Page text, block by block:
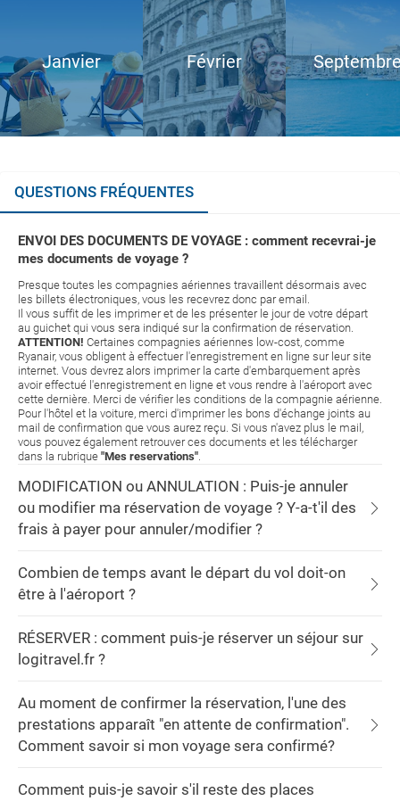
Janvier Février
QUESTIONS FRÉQUENTES
ENVOI DES DOCUMENTS DE VOYAGE : comment recevrai-je
mes documents de voyage ?
Presque toutes les compagnies aériennes travaillent désormais avec
les billets électroniques, vous les recevrez donc par email.
Il vous suffit de les imprimer et de les présenter le jour de votre départ
au guichet qui vous sera indiqué sur la confirmation de réservation.
ATTENTION! Certaines compagnies aériennes low-cost, comme
Ryanair, vous obligent à effectuer l'enregistrement en ligne sur leur site
internet. Vous devrez alors imprimer la carte d'embarquement après
avoir effectué l'enregistrement en ligne et vous rendre à l'aéroport avec
cette dernière. Merci de vérifier les conditions de la compagnie aérienne.
Pour l'hôtel et la voiture, merci d'imprimer les bons d'échange joints au
mail de confirmation que vous aurez reçu. Si vous n'avez plus le mail,
vous pouvez également retrouver ces documents et les télécharger
dans la rubrique "Mes reservations".
MODIFICATION ou ANNULATION : Puis-je annuler
ou modifier ma réservation de voyage ? Y-a-t'il des
frais à payer pour annuler/modifier ?
Combien de temps avant le départ du vol doit-on
être à l'aéroport ?
RÉSERVER : comment puis-je réserver un séjour sur
logitravel.fr ?
Au moment de confirmer la réservation, l'une des
prestations apparaît "en attente de confirmation".
Comment savoir si mon voyage sera confirmé?
Comment puis-je savoir s'il reste des places